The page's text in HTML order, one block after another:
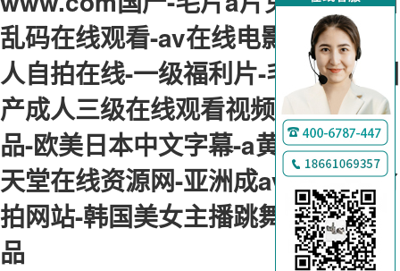
乱码在线观看-av在线电影网-国产成
人自拍在线-一级福利片-毛片动漫-国
产成人三级在线观看视频-麻豆91精
品-欧美日本中文字幕-a黄色一级片-
天堂在线资源网-亚洲成av人片-91偷
拍网站-韩国美女主播跳舞-88国产精
品